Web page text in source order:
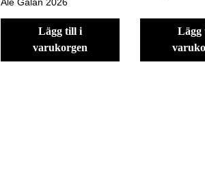
lägg till i
varukorgen
lägg till i